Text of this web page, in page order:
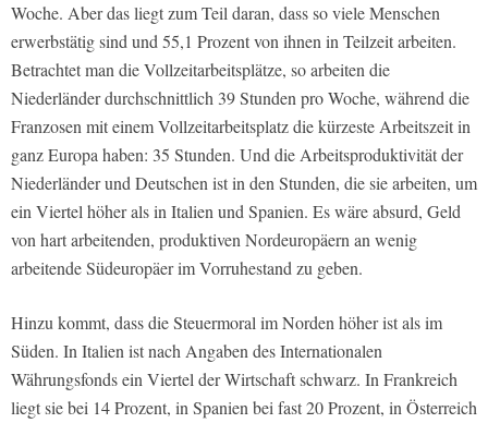
Woche. Aber das liegt zum Teil daran, dass so viele Menschen
erwerbstätig sind und 55,1 Prozent von ihnen in Teilzeit arbeiten.
Betrachtet man die Vollzeitarbeitsplätze, so arbeiten die
Niederländer durchschnittlich 39 Stunden pro Woche, während die
Franzosen mit einem Vollzeitarbeitsplatz die kürzeste Arbeitszeit in
ganz Europa haben: 35 Stunden. Und die Arbeitsproduktivität der
Niederländer und Deutschen ist in den Stunden, die sie arbeiten, um
ein Viertel höher als in Italien und Spanien. Es wäre absurd, Geld
von hart arbeitenden, produktiven Nordeuropäern an wenig
arbeitende Südeuropäer im Vorruhestand zu geben.
Hinzu kommt, dass die Steuermoral im Norden höher ist als im
Süden. In Italien ist nach Angaben des Internationalen
Währungsfonds ein Viertel der Wirtschaft schwarz. In Frankreich
liegt sie bei 14 Prozent, in Spanien bei fast 20 Prozent, in Österreich